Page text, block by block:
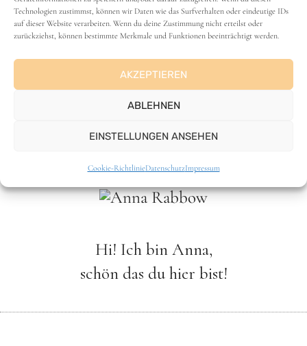
Technologien zustimmst, können wir Daten wie das Surfverhalten oder eindeutige IDs
auf dieser Website verarbeiten. Wenn du deine Zustimmung nicht erteilst oder
zurückziehst, können bestimmte Merkmale und Funktionen beeinträchtigt werden.
AKZEPTIEREN
ABLEHNEN
EINSTELLUNGEN ANSEHEN
Cookie-RichtlinieDatenschutzImpressum
Klicke einfach auf die Sterne
Durchschnittliche Bewertung3.9/ 5. Anzahl
Bewertungen:130
Hauptgerichte,Hausmannskost,Rezepte
Hi! Ich bin Anna,
schön das du hier bist!